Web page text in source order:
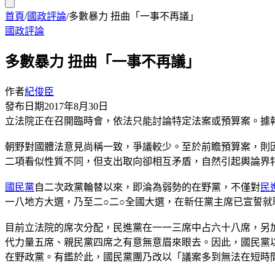
首頁/國政評論/多數暴力 扭曲「一事不再議」
國政評論
多數暴力 扭曲「一事不再議」
作者紀俊臣
發布日期2017年8月30日
立法院正在召開臨時會，依法只能討論特定法案或預算案。
朝野對國體法意見尚稱一致，爭議較少。至於前瞻預算案，
二項看似性質不同，但支出取向卻相互矛盾，自然引起輿論界
國民黨自二次政黨輪替以來，即淪為弱勢的在野黨，不僅對民
一八地方大選，乃至二○二○全國大選，在新任黨主席已宣誓
目前立法院的席次分配，民進黨在一一三席中占六十八席，
代力量五席、親民黨四席之有意無意眉來眼去。因此，國民
在野政黨。有鑑於此，國民黨團乃改以「議案多到無法在短